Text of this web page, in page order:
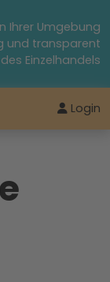
Ihrer Umgebung
und transparent
Einzelhandels
Login